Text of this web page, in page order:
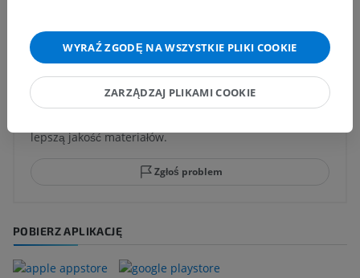
Zauważyłeś błąd?
Zachęcamy do przesyłania sugestii poprawek,
lepszą jakość materiałów.
Zgłoś problem
POBIERZ APLIKACJĘ
WYRAŹ ZGODĘ NA WSZYSTKIE PLIKI COOKIE
ZARZĄDZAJ PLIKAMI COOKIE